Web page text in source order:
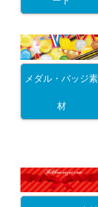
メダル・バッジ素
材